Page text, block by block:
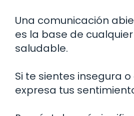
Una comunicación
es la base de
saludable.
Si te sientes insegura
expresa tus